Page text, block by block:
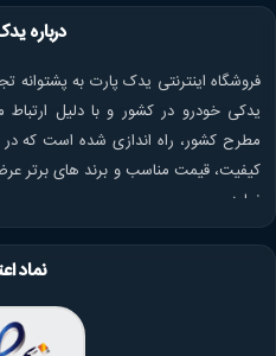
درباره
فروشگاه اینترنتی یدک پارت به پشتوانه
یدکی خودرو در کشور و با دلیل ارتباط
مطرح کشور، راه اندازی شده است که
کیفیت، قیمت مناسب و برند های برتر
نماید.
نماد